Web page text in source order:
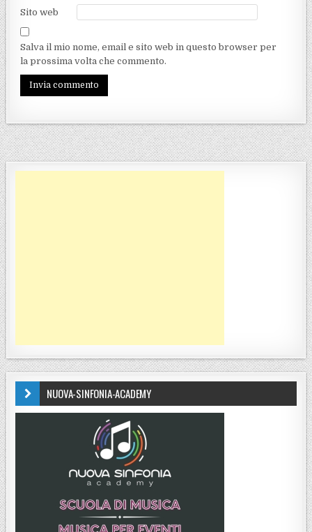
Sito web
Salva il mio nome, email e sito web in questo browser per
la prossima volta che commento.
NUOVA-SINFONIA-ACADEMY